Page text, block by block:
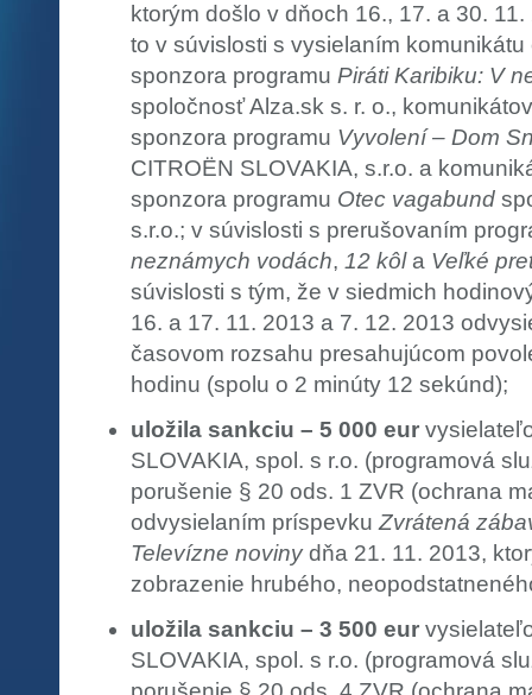
ktorým došlo v dňoch 16., 17. a 30.
to v súvislosti s vysielaním
sponzora programu Piráti Karibiku: V
spoločnosť Alza.sk s. r. o.,
sponzora programu Vyvolení – Dom
CITROËN SLOVAKIA, s.r.o. a
sponzora programu Otec vagabund
s.r.o.; v súvislosti s prerušovaním
neznámych vodách, 12 kôl a Veľké
súvislosti s tým, že v siedmich
16. a 17. 11. 2013 a 7. 12. 2013
časovom rozsahu presahujúcom
hodinu (spolu o 2 minúty 12 sekúnd);
uložila sankciu – 5 000 eur
SLOVAKIA, spol. s r.o. (programová
porušenie § 20 ods. 1 ZVR (ochrana
odvysielaním príspevku Zvrátená
Televízne novinydňa 21. 11. 2013,
zobrazenie hrubého,
uložila sankciu – 3 500 eur
SLOVAKIA, spol. s r.o. (programová